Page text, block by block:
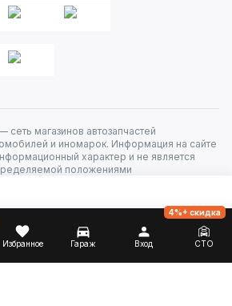
магазинов автозапчастей
и иномарок. Информация на сайте
характер и не является
положениями
Избранное Гараж Вход СТО
4%+ скидка